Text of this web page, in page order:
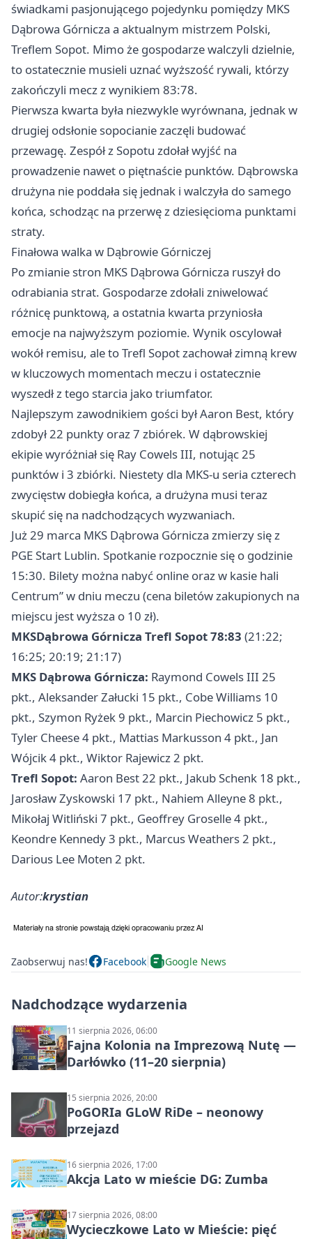
świadkami pasjonującego pojedynku pomiędzy MKS
Dąbrowa Górnicza a aktualnym mistrzem Polski,
Treflem Sopot. Mimo że gospodarze walczyli dzielnie,
to ostatecznie musieli uznać wyższość rywali, którzy
zakończyli mecz z wynikiem 83:78.
Pierwsza kwarta była niezwykle wyrównana, jednak w
drugiej odsłonie sopocianie zaczęli budować
przewagę. Zespół z Sopotu zdołał wyjść na
prowadzenie nawet o piętnaście punktów. Dąbrowska
drużyna nie poddała się jednak i walczyła do samego
końca, schodząc na przerwę z dziesięcioma punktami
straty.
Finałowa walka w Dąbrowie Górniczej
Po zmianie stron MKS Dąbrowa Górnicza ruszył do
odrabiania strat. Gospodarze zdołali zniwelować
różnicę punktową, a ostatnia kwarta przyniosła
emocje na najwyższym poziomie. Wynik oscylował
wokół remisu, ale to Trefl Sopot zachował zimną krew
w kluczowych momentach meczu i ostatecznie
wyszedł z tego starcia jako triumfator.
Najlepszym zawodnikiem gości był Aaron Best, który
zdobył 22 punkty oraz 7 zbiórek. W dąbrowskiej
ekipie wyróżniał się Ray Cowels III, notując 25
punktów i 3 zbiórki. Niestety dla MKS-u seria czterech
zwycięstw dobiegła końca, a drużyna musi teraz
skupić się na nadchodzących wyzwaniach.
Już 29 marca MKS Dąbrowa Górnicza zmierzy się z
PGE Start Lublin. Spotkanie rozpocznie się o godzinie
15:30. Bilety można nabyć online oraz w kasie hali
Centrum” w dniu meczu (cena biletów zakupionych na
miejscu jest wyższa o 10 zł).
MKSDąbrowa Górnicza Trefl Sopot 78:83 (21:22;
16:25; 20:19; 21:17)
MKS Dąbrowa Górnicza: Raymond Cowels III 25
pkt., Aleksander Załucki 15 pkt., Cobe Williams 10
pkt., Szymon Ryżek 9 pkt., Marcin Piechowicz 5 pkt.,
Tyler Cheese 4 pkt., Mattias Markusson 4 pkt., Jan
Wójcik 4 pkt., Wiktor Rajewicz 2 pkt.
Trefl Sopot: Aaron Best 22 pkt., Jakub Schenk 18 pkt.,
Jarosław Zyskowski 17 pkt., Nahiem Alleyne 8 pkt.,
Mikołaj Witliński 7 pkt., Geoffrey Groselle 4 pkt.,
Keondre Kennedy 3 pkt., Marcus Weathers 2 pkt.,
Darious Lee Moten 2 pkt.
Autor:krystian
Zaobserwuj nas! Facebook Google News
Nadchodzące wydarzenia
11 sierpnia 2026, 06:00
Fajna Kolonia na Imprezową Nutę —
Darłówko (11–20 sierpnia)
15 sierpnia 2026, 20:00
PoGORIa GLoW RiDe – neonowy
przejazd
16 sierpnia 2026, 17:00
Akcja Lato w mieście DG: Zumba
17 sierpnia 2026, 08:00
Wycieczkowe Lato w Mieście: pięć